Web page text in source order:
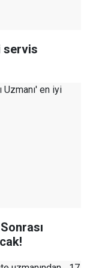
servis